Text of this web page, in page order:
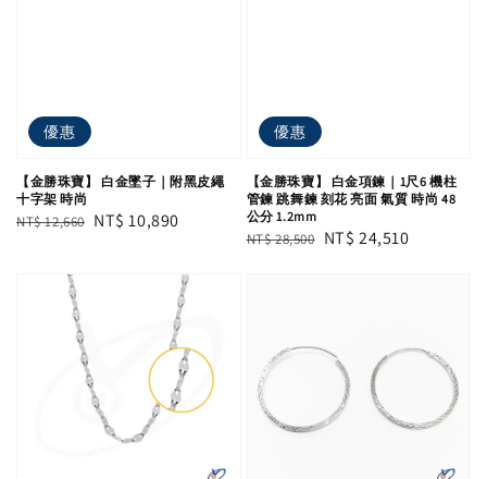
優惠
【金勝珠寶】 白金墜子｜附黑皮繩
十字架 時尚
Regular
NT$ 12,660 Sale
NT$ 10,890
優惠
【金勝珠寶】 白金項鍊｜1尺6 機柱
管鍊 跳舞鍊 刻花 亮面 氣質 時尚 48
公分 1.2mm
Regular
NT$ 28,500 Sale
NT$ 24,510